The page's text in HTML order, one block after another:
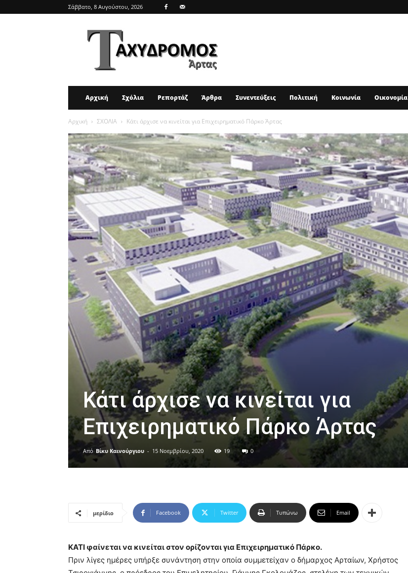
Σάββατο, 8 Αυγούστου, 2026
ΤΑΧΥΔΡΟΜΟΣ
Αρχική Σχόλια Ρεπορτάζ Άρθρα Συνεντεύξεις Πολιτική Κοινωνία Οικονομία
Αρχική ΣΧΟΛΙΑ Κάτι άρχισε να κινείται για Επιχειρηματικό Πάρκο Άρτας
Κάτι άρχισε να κινείται για
Επιχειρηματικό Πάρκο Άρτας
Από Βίκυ Καινούργιου - 15 Νοεμβρίου, 2020 19 0
μερίδιο Facebook Twitter Τυπώνω Email
ΚΑΤΙ φαίνεται να κινείται στον ορίζονται για Επιχειρηματικό Πάρκο.
Πριν λίγες ημέρες υπήρξε συνάντηση στην οποία συμμετείχαν ο δήμαρχος Αρταίων, Χρήστος